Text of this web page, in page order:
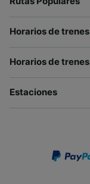
Horarios de
Horarios de
Estaciones